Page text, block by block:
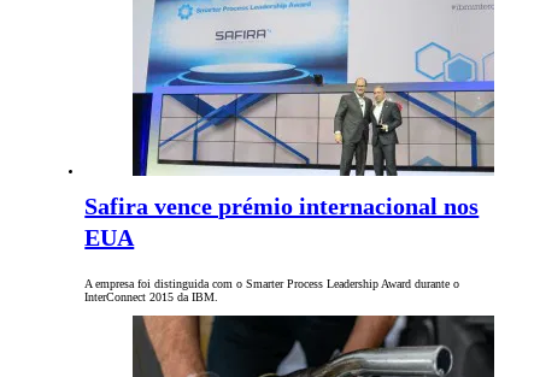
Safira vence prémio internacional nos
EUA
A empresa foi distinguida com o Smarter Process Leadership Award durante o
InterConnect 2015 da IBM.